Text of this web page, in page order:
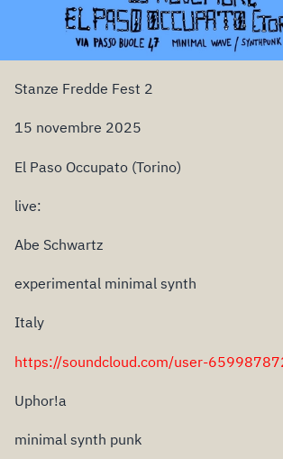
Stanze Fredde Fest 2
15 novembre 2025
El Paso Occupato (Torino)
live:
Abe Schwartz
experimental minimal synth
Italy
https://soundcloud.com/user-
Uphor!a
minimal synth punk